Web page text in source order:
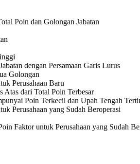
Poin dan Golongan Jabatan
dengan Persamaan Garis Lurus
Golongan
Perusahaan Baru
Atas dari Total Poin Terbesar
Poin Terkecil dan Upah Tengah
Perusahaan yang Sudah Beroperasi
Faktor untuk Perusahaan yang Sudah